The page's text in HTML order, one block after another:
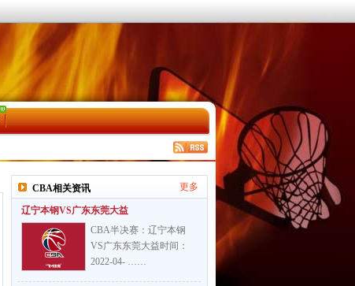
CBA相关资讯 更多
辽宁本钢VS广东东莞大益
CBA半决赛：辽宁本钢
VS广东东莞大益时间：
2022-04- ……